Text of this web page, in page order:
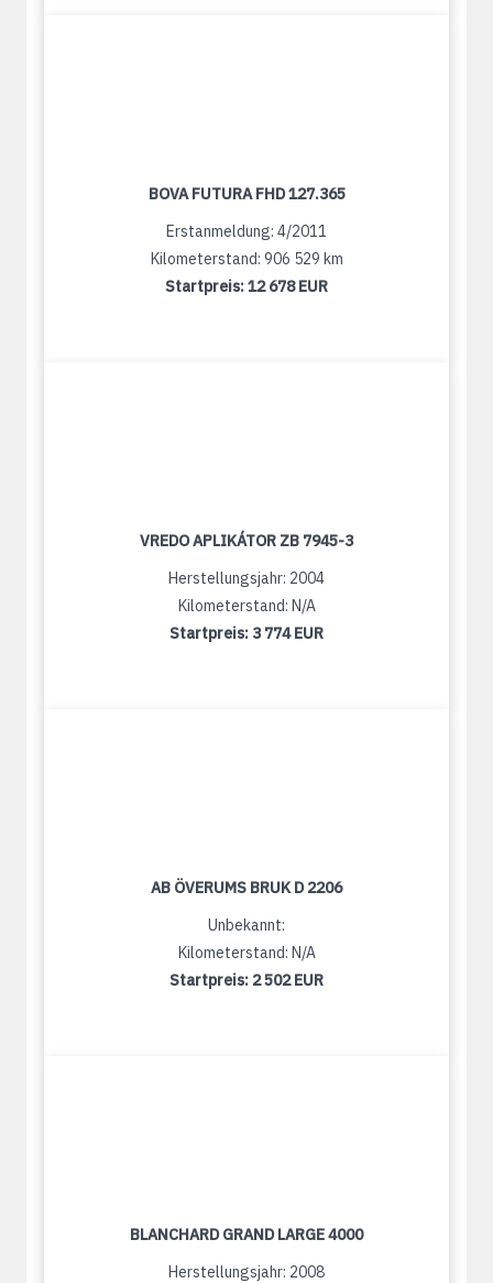
BOVA FUTURA FHD 127.365
Erstanmeldung: 4/2011
Kilometerstand: 906 529 km
Startpreis:12 678 EUR
VREDO APLIKÁTOR ZB 7945-3
Herstellungsjahr: 2004
Kilometerstand: N/A
Startpreis: 3 774 EUR
AB ÖVERUMS BRUK D 2206
Unbekannt:
Kilometerstand: N/A
Startpreis: 2 502 EUR
BLANCHARD GRAND LARGE 4000
Herstellungsjahr: 2008